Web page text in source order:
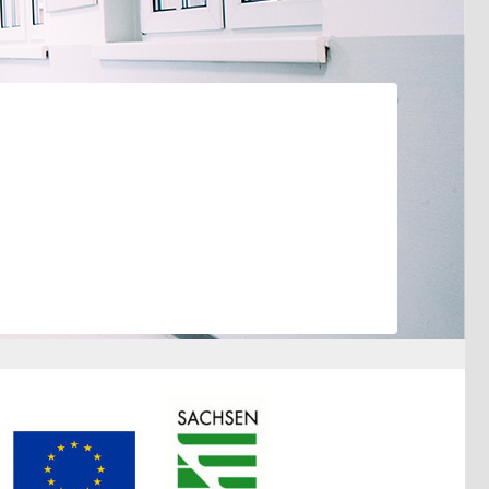
Chirurgischer
Behandlungsbereich
HNO-ärztlicher